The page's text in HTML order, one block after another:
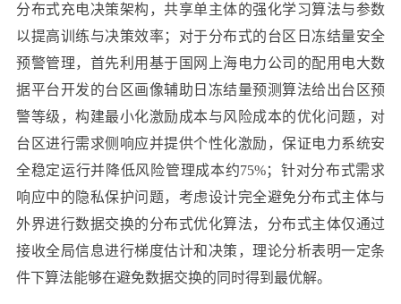
分布式充电决策架构，共享单主体的强化学习算法与参数
以提高训练与决策效率；对于分布式的台区日冻结量安全
预警管理，首先利用基于国网上海电力公司的配用电大数
据平台开发的台区画像辅助日冻结量预测算法给出台区预
警等级，构建最小化激励成本与风险成本的优化问题，对
台区进行需求侧响应并提供个性化激励，保证电力系统安
全稳定运行并降低风险管理成本约75%；针对分布式需求
响应中的隐私保护问题，考虑设计完全避免分布式主体与
外界进行数据交换的分布式优化算法，分布式主体仅通过
接收全局信息进行梯度估计和决策，理论分析表明一定条
件下算法能够在避免数据交换的同时得到最优解。